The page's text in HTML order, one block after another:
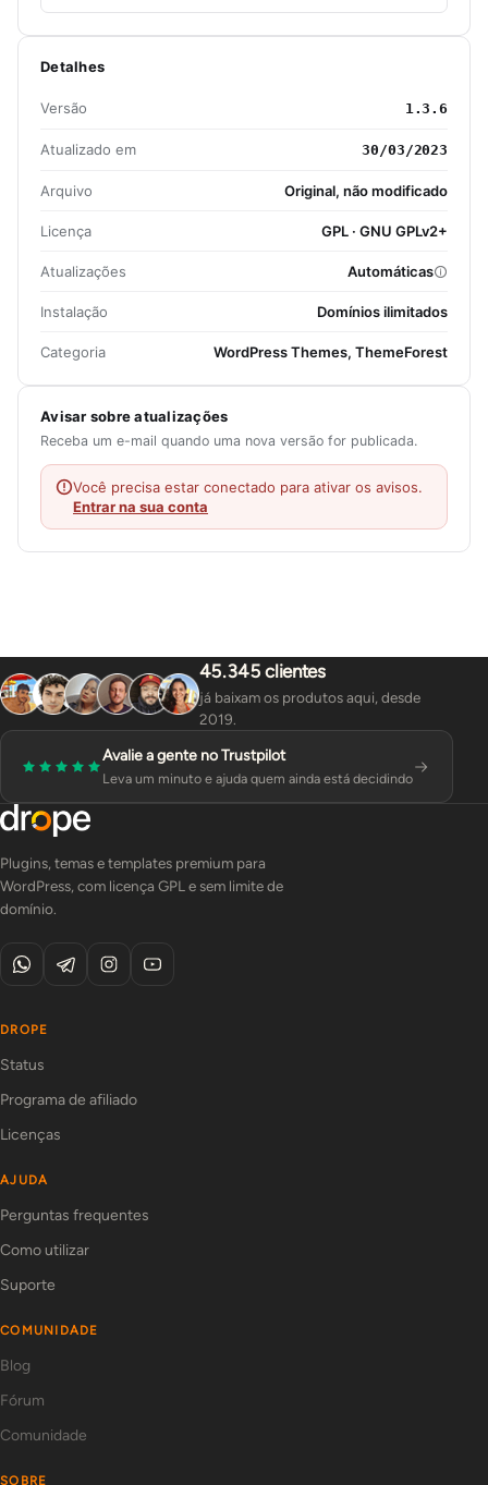
Detalhes
Versão 1.3.6
Atualizado em 30/03/2023
Arquivo Original, não modificado
Licença GPL · GNU GPLv2+
Atualizações Automáticas
Instalação Domínios ilimitados
Categoria WordPress Themes, ThemeForest
Avisar sobre atualizações
Receba um e-mail quando uma nova versão for publicada.
Você precisa estar conectado para ativar os avisos.
Entrar na sua conta
45.345 clientes
já baixam os produtos aqui, desde
2019.
Avalie a gente no Trustpilot
Leva um minuto e ajuda quem ainda está decidindo
Plugins, temas e templates premium para
WordPress, com licença GPL e sem limite de
domínio.
DROPE
Status
Programa de afiliado
Licenças
AJUDA
Perguntas frequentes
Como utilizar
Suporte
COMUNIDADE
Blog
Fórum
Comunidade
SOBRE